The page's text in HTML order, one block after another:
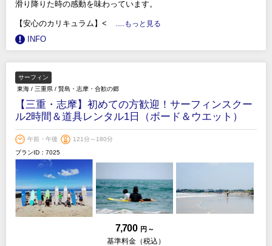
滑り降りた時の感動を味わっています。
【安心のカリキュラム】< .....もっと見る
INFO
サーフィン
東海 / 三重県 / 賢島・志摩・合歓の郷
【三重・志摩】初めての方歓迎！サーフィンスクー
ル2時間＆道具レンタル1日（ボード＆ウエット）
午前・午後
121分～180分
プランID：7025
7,700 円 ～
基準料金（税込）